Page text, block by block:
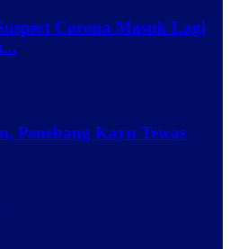
Corona Masuk Lagi
Penebang Kayu Tewas